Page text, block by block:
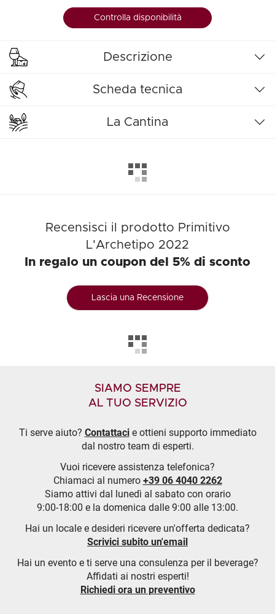
Controlla disponibilità
Descrizione
Scheda tecnica
La Cantina
Recensisci il prodotto Primitivo
L'Archetipo 2022
In regalo un coupon del 5% di sconto
Lascia una Recensione
SIAMO SEMPRE
AL TUO SERVIZIO
Ti serve aiuto? Contattacie ottieni supporto immediato
dal nostro team di esperti.
Vuoi ricevere assistenza telefonica?
Chiamaci al numero +39 06 4040 2262
Siamo attivi dal lunedì al sabato con orario
9:00-18:00 e la domenica dalle 9:00 alle 13:00.
Hai un locale e desideri ricevere un'offerta dedicata?
Scrivici subito un'email
Hai un evento e ti serve una consulenza per il beverage?
Affidati ai nostri esperti!
Richiedi ora un preventivo